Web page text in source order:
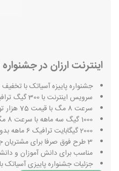
اینترنت ارزان در
جشنواره پاییزه آسیاتک با
سرویس اینترنت با 300 گیگ ترافیک بین الملل سه ماهه
سرعت 8 مگ با قیمت 75 هزار تومان همراه با نصب رایگان
1000 گیگ سه ماهه با سرعت 8 مگ به قیمت 150000 تومان
2000 گیگابایت ترافیک 6 ماهه بدون شبانه 390,000 تومان
3 طرح فوق صرفا برای مشتریان جدید در دسترس است
مناسب برای دانش آموزان و
جزئیات جشنواره پاییزی آسیاتک